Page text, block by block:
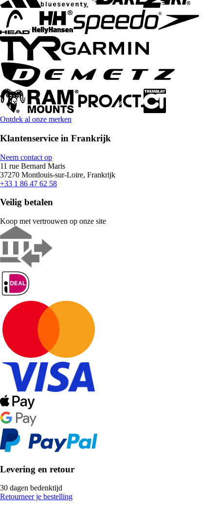
Ontdek al onze merken
Klantenservice in Frankrijk
Neem contact op
11 rue Bernard Maris
37270 Montlouis-sur-Loire, Frankrijk
+33 1 86 47 62 58
Veilig betalen
Koop met vertrouwen op onze site
Levering en retour
30 dagen bedenktijd
Retourneer je bestelling